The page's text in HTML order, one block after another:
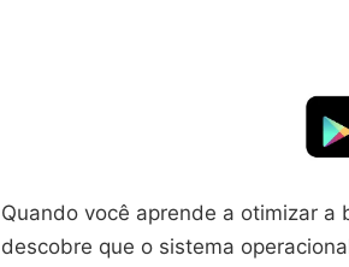
Quando você aprende a otimizar
descobre que o sistema